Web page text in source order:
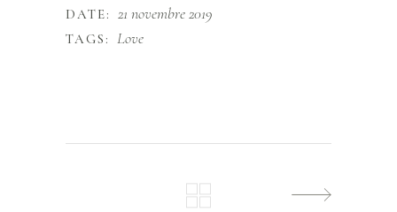
DATE: 21 novembre 2019
TAGS: Love